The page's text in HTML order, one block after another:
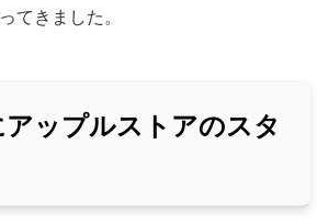
てきました。
ップルストアのスタ